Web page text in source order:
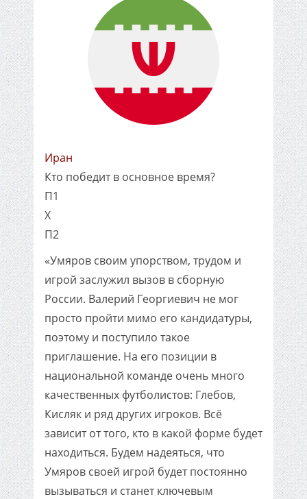
Иран
Кто победит в основное время?
П1
X
П2
«Умяров своим упорством, трудом и
игрой заслужил вызов в сборную
России. Валерий Георгиевич не мог
просто пройти мимо его кандидатуры,
поэтому и поступило такое
приглашение. На его позиции в
национальной команде очень много
качественных футболистов: Глебов,
Кисляк и ряд других игроков. Всё
зависит от того, кто в какой форме будет
находиться. Будем надеяться, что
Умяров своей игрой будет постоянно
вызываться и станет ключевым